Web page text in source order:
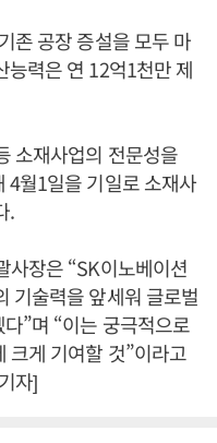
존 공장 증설을 모두 마
능력은 연 12억1천만 제
소재사업의 전문성을
4월1일을 기일로 소재사
.
사장은 “SK이노베이션
기술력을 앞세워 글로벌
”며 “이는 궁극적으로
크게 기여할 것”이라고
자]